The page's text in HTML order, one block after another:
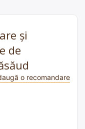
și
de
o recomandare